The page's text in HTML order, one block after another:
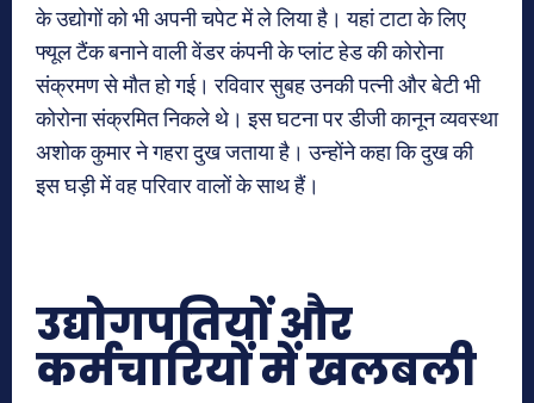
के उद्योगों को भी अपनी चपेट में ले लिया है। यहां टाटा के लिए
फ्यूल टैंक बनाने वाली वेंडर कंपनी के प्लांट हेड की कोरोना
संक्रमण से मौत हो गई। रविवार सुबह उनकी पत्नी और बेटी भी
कोरोना संक्रमित निकले थे। इस घटना पर डीजी कानून व्यवस्था
अशोक कुमार ने गहरा दुख जताया है। उन्होंने कहा कि दुख की
इस घड़ी में वह परिवार वालों के साथ हैं।
उद्योगपतियों और
कर्मचारियों में खलबली